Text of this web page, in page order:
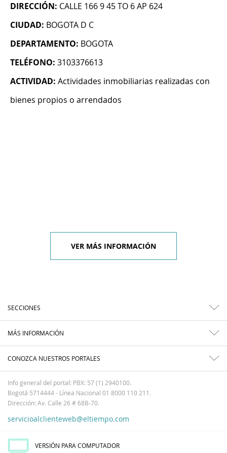
DIRECCIÓN: CALLE 166 9 45 TO 6 AP 624
CIUDAD: BOGOTA D C
DEPARTAMENTO: BOGOTA
TELÉFONO: 3103376613
ACTIVIDAD: Actividades inmobiliarias realizadas con
bienes propios o arrendados
VER MÁS INFORMACIÓN
SECCIONES
MÁS INFORMACIÓN
CONOZCA NUESTROS PORTALES
Info general del portal: PBX: 57 (1) 2940100.
Bogotá 5714444 - Línea Nacional 01 8000 110 211.
Dirección: Av. Calle 26 # 68B-70.
servicioalclienteweb@eltiempo.com
VERSIÓN PARA COMPUTADOR